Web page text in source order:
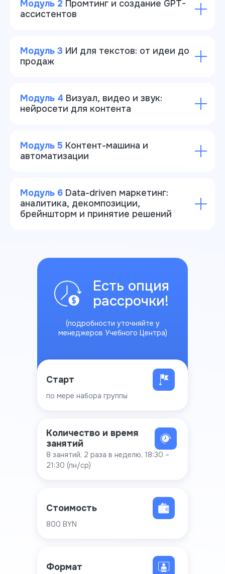
Модуль 2 Промтинг и создание GPT-
ассистентов
Модуль 3 ИИ для текстов: от идеи до
продаж
Модуль 4 Визуал, видео и звук:
нейросети для контента
Модуль 5 Контент-машина и
автоматизации
Модуль 6 Data-driven маркетинг:
аналитика, декомпозиции,
брейншторм и принятие решений
Есть опция
рассрочки!
(подробности уточняйте у
менеджеров Учебного Центра)
Количество и время
занятий
8 занятий, 2 раза в неделю, 18:30 –
21:30 (пн/ср)
Стоимость
800 BYN
Формат
Старт
по мере набора группы